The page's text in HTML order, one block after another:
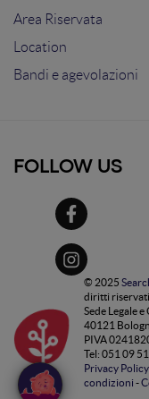
Area Riservata
Location
Bandi e agevolazioni
FOLLOW US
© 2025
diritti riservati.
Sede Legale
40121
PIVA
Tel: 051 09
Privacy Policy
condizioni -